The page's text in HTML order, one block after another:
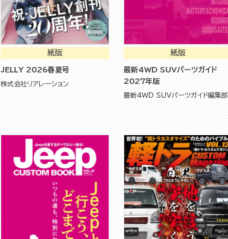
紙版
JELLY 2026春夏号
株式会社リアレーション
紙版
最新4WD SUVパーツガイド
2027年版
最新4WD SUVパーツガイド編集部